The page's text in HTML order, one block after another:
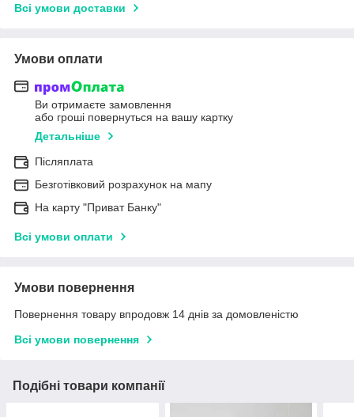
Всі умови доставки
Умови оплати
Ви отримаєте замовлення
або гроші повернуться на вашу картку
Детальніше
Післяплата
Безготівковий розрахунок на мапу
На карту "Приват Банку"
Всі умови оплати
Умови повернення
Повернення товару впродовж 14 днів за домовленістю
Всі умови повернення
Подібні товари компанії